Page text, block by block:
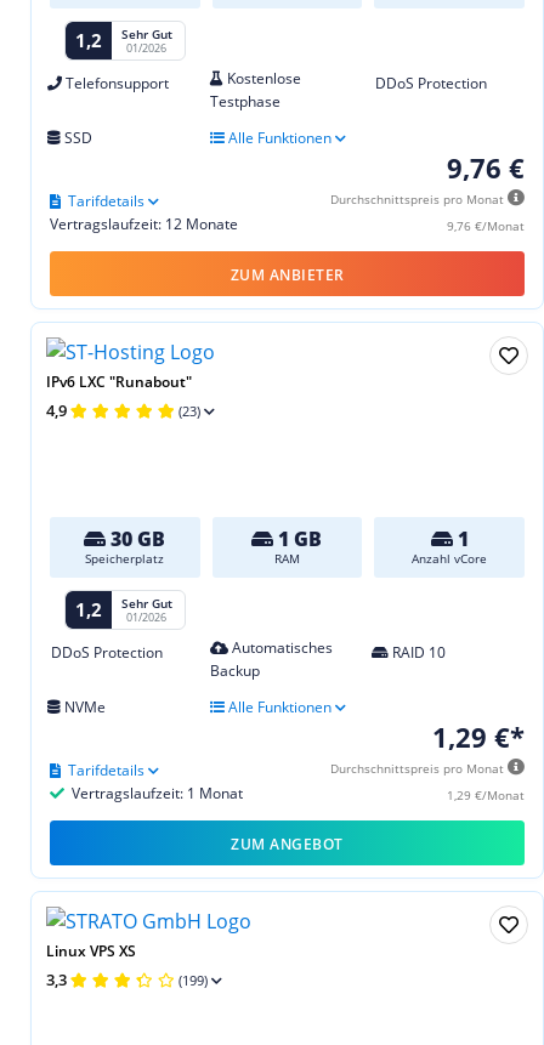
1,2 Sehr Gut
01/2026
Telefonsupport
Kostenlose
Testphase
DDoS Protection
SSD Alle Funktionen
9,76 €
Durchschnittspreis pro Monat
9,76 €/Monat
Vertragslaufzeit: 12 Monate
Tarifdetails
ZUM ANBIETER
IPv6 LXC "Runabout"
4,9 (23)
30 GB
Speicherplatz
1 GB
RAM
1
Anzahl vCore
1,2 Sehr Gut
01/2026
DDoS Protection
Automatisches
Backup
RAID 10
NVMe Alle Funktionen
1,29 €*
Durchschnittspreis pro Monat
1,29 €/Monat
Vertragslaufzeit: 1 Monat
Tarifdetails
ZUM ANGEBOT
Linux VPS XS
3,3 (199)